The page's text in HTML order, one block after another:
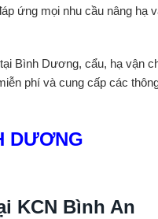
ứng mọi nhu cầu nâng hạ
Bình Dương, cẩu, hạ vận
phí và cung cấp các
DƯƠNG
KCN Bình An